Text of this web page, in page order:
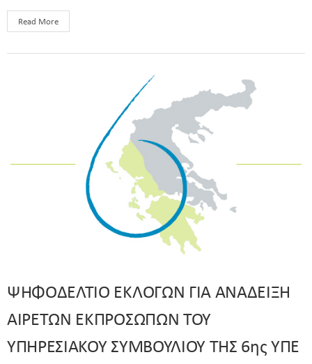
Read More
ΨΗΦΟΔΕΛΤΙΟ ΕΚΛΟΓΩΝ ΓΙΑ ΑΝΑΔΕΙΞΗ
ΑΙΡΕΤΩΝ ΕΚΠΡΟΣΩΠΩΝ ΤΟΥ
ΥΠΗΡΕΣΙΑΚΟΥ ΣΥΜΒΟΥΛΙΟΥ ΤΗΣ 6ης ΥΠΕ